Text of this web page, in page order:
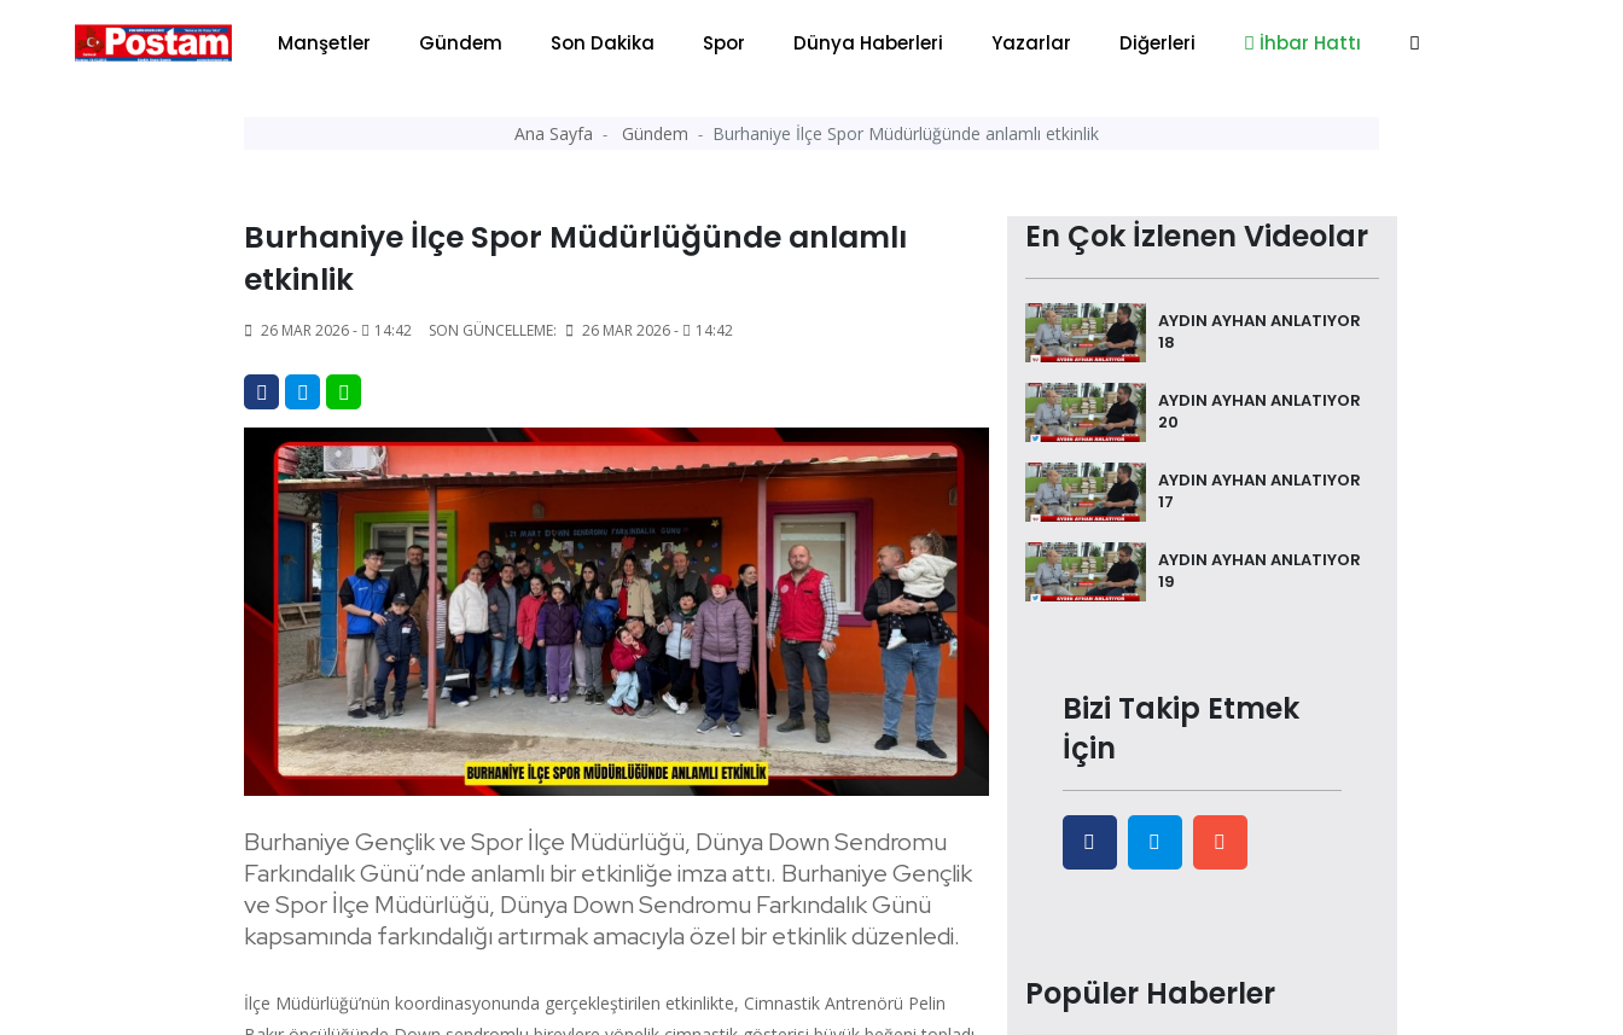
Manşetler Gündem Son Dakika Spor Dünya Haberleri Yazarlar Diğerleri İhbar Hattı
Ana Sayfa Gündem Burhaniye İlçe Spor Müdürlüğünde anlamlı etkinlik
Burhaniye İlçe Spor Müdürlüğünde anlamlı
etkinlik
26 MAR 2026 - 14:42 SON GÜNCELLEME: 26 MAR 2026 - 14:42
Burhaniye Gençlik ve Spor İlçe Müdürlüğü, Dünya Down Sendromu
Farkındalık Günü’nde anlamlı bir etkinliğe imza attı. Burhaniye Gençlik
ve Spor İlçe Müdürlüğü, Dünya Down Sendromu Farkındalık Günü
kapsamında farkındalığı artırmak amacıyla özel bir etkinlik düzenledi.
İlçe Müdürlüğü’nün koordinasyonunda gerçekleştirilen etkinlikte, Cimnastik Antrenörü Pelin
En Çok İzlenen Videolar
AYDIN AYHAN ANLATIYOR
18
AYDIN AYHAN ANLATIYOR
20
AYDIN AYHAN ANLATIYOR
17
AYDIN AYHAN ANLATIYOR
19
Bizi Takip Etmek
İçin
Popüler Haberler